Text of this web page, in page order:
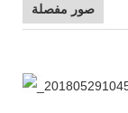
صور مفصلة